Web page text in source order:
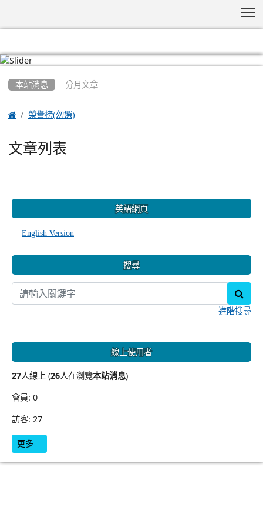
本站消息 分月文章
 榮譽榜(勿選)
文章列表
英語網頁
English Version
搜尋
進階搜尋
線上使用者
27人線上 (26人在瀏覽本站消息)
會員: 0
訪客: 27
更多…